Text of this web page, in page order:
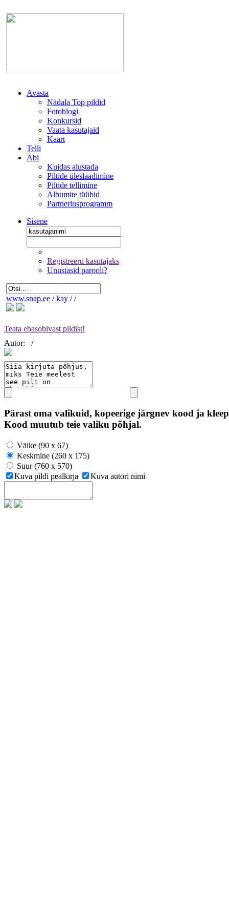
Avasta
Nädala Top pildid
Fotoblogi
Konkursid
Vaata kasutajaid
Kaart
Telli
Abi
Kuidas alustada
Piltide üleslaadimine
Piltide tellimine
Albumite tüübid
Partnerlusprogramm
Sisene
Registreeru kasutajaks
Unustasid parooli?
www.snap.ee / kay / /
Teata ebasobivast pildist!
Autor:
/
Pärast oma valikuid, kopeerige järgnev kood ja
Kood muutub teie valiku põhjal.
Väike (90 x 67)
Keskmine (260 x 175)
Suur (760 x 570)
Kuva pildi pealkirja
Kuva autori nimi